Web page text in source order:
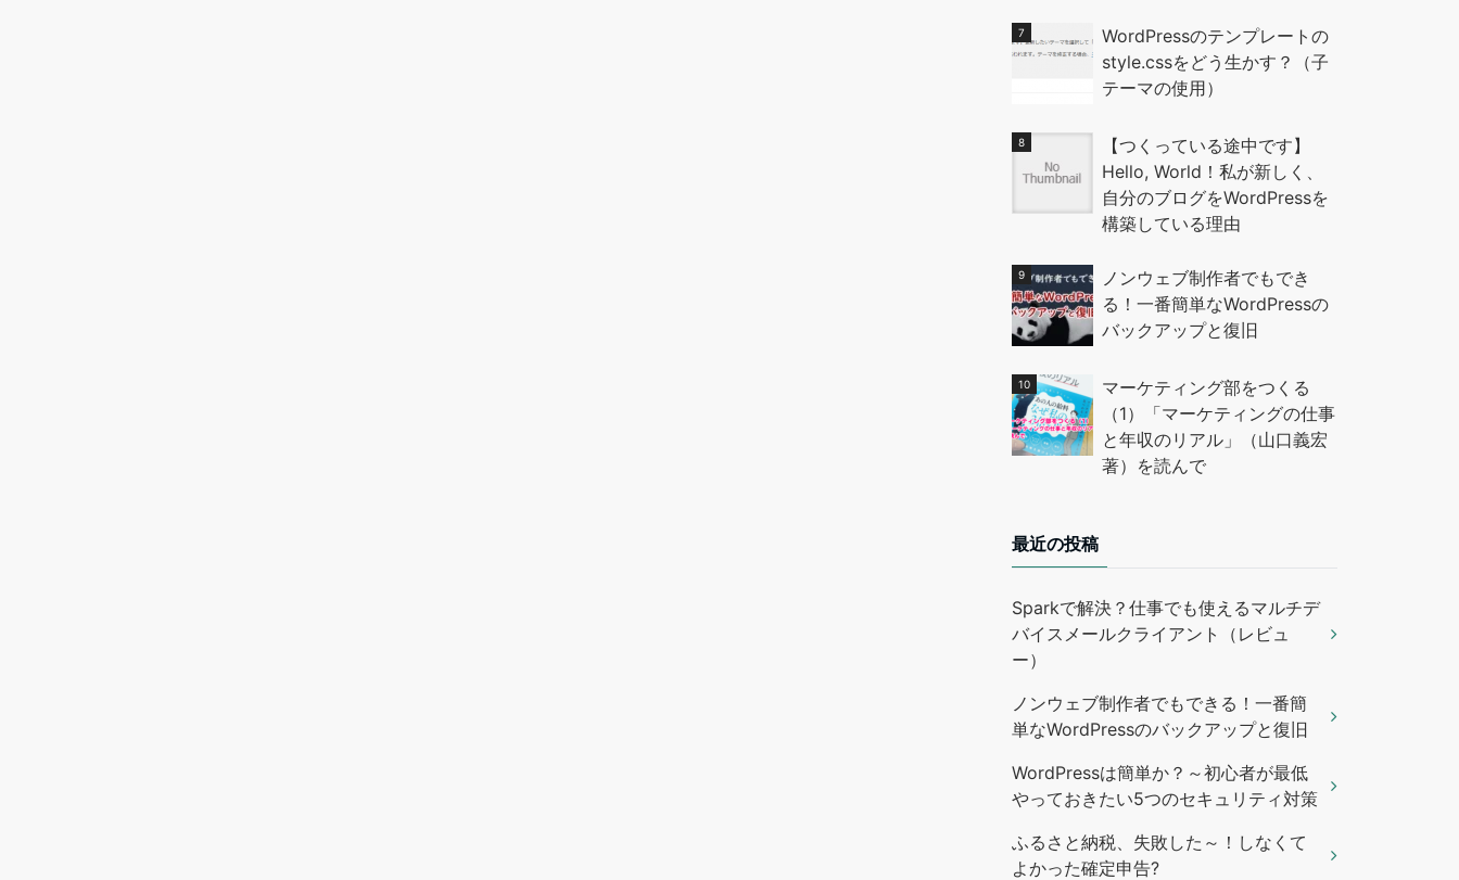
WordPressのテンプレートの
style.cssをどう生かす？（子
テーマの使用）
【つくっている途中です】
Hello, World！私が新しく、
自分のブログをWordPressを
構築している理由
ノンウェブ制作者でもでき
る！一番簡単なWordPressの
バックアップと復旧
マーケティング部をつくる
（1）「マーケティングの仕事
と年収のリアル」（山口義宏
著）を読んで
最近の投稿
Sparkで解決？仕事でも使えるマルチデ
バイスメールクライアント（レビュ
ー）
ノンウェブ制作者でもできる！一番簡
単なWordPressのバックアップと復旧
WordPressは簡単か？～初心者が最低
やっておきたい5つのセキュリティ対策
ふるさと納税、失敗した～！しなくて
よかった確定申告?